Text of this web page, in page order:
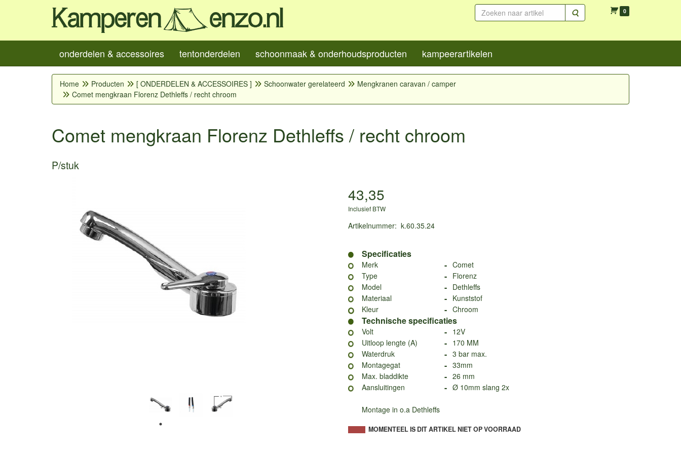
Zoeken 0
onderdelen & accessoires tentonderdelen schoonmaak & onderhoudsproducten kampeerartikelen
Home Producten [ ONDERDELEN & ACCESSOIRES ] Schoonwater gerelateerd
Mengkranen caravan / camper
Comet mengkraan Florenz Dethleffs / recht chroom
Comet mengkraan Florenz Dethleffs / recht chroom
P/stuk
43,35
Inclusief BTW
Artikelnummer: k.60.35.24
Specificaties
Merk - Comet
Type
- Florenz
Model
- Dethleffs
Materiaal
- Kunststof
Kleur
- Chroom
Technische specificaties
Volt - 12V
Uitloop lengte (A)
- 170 MM
Waterdruk
- 3 bar max.
Montagegat
- 33mm
Max. bladdikte
- 26 mm
Aansluitingen
- Ø 10mm slang 2x
Montage in o.a Dethleffs
MOMENTEEL IS DIT ARTIKEL NIET OP VOORRAAD